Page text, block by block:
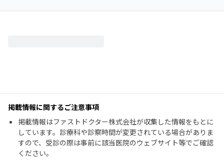
掲載情報に関するご注意事項
掲載情報はファストドクター株式会社が収集した情報をもとに
しています。診療科や診察時間が変更されている場合がありま
すので、受診の際は事前に該当医院のウェブサイト等でご確認
ください。